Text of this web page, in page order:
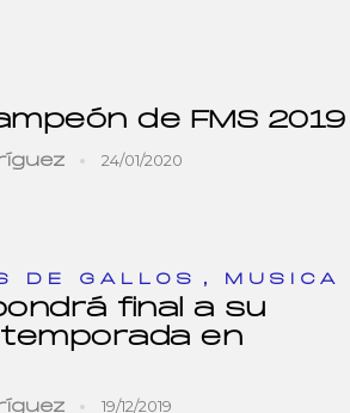
de FMS 2019
24/01/2020
DE GALLOS , MUSICA
final a su
en
19/12/2019